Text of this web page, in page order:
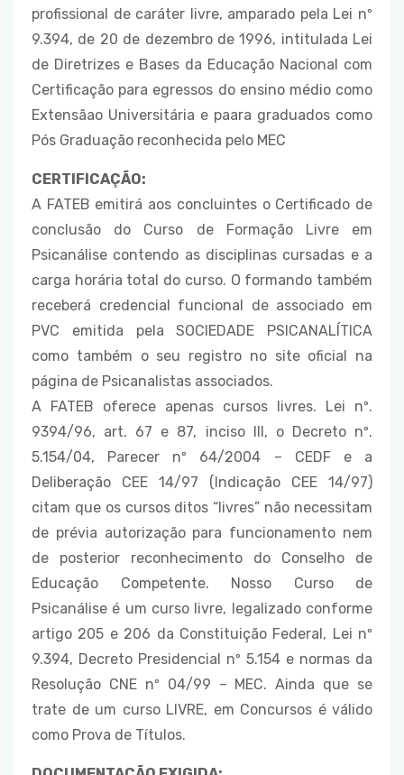
profissional de caráter livre, amparado pela Lei nº
9.394, de 20 de dezembro de 1996, intitulada Lei
de Diretrizes e Bases da Educação Nacional com
Certificação para egressos do ensino médio como
Extensãao Universitária e paara graduados como
Pós Graduação reconhecida pelo MEC
CERTIFICAÇÃO:
A FATEB emitirá aos concluintes o Certificado de
conclusão do Curso de Formação Livre em
Psicanálise contendo as disciplinas cursadas e a
carga horária total do curso. O formando também
receberá credencial funcional de associado em
PVC emitida pela SOCIEDADE PSICANALÍTICA
como também o seu registro no site oficial na
página de Psicanalistas associados.
A FATEB oferece apenas cursos livres. Lei nº.
9394/96, art. 67 e 87, inciso III, o Decreto nº.
5.154/04, Parecer nº 64/2004 – CEDF e a
Deliberação CEE 14/97 (Indicação CEE 14/97)
citam que os cursos ditos “livres” não necessitam
de prévia autorização para funcionamento nem
de posterior reconhecimento do Conselho de
Educação Competente. Nosso Curso de
Psicanálise é um curso livre, legalizado conforme
artigo 205 e 206 da Constituição Federal, Lei nº
9.394, Decreto Presidencial nº 5.154 e normas da
Resolução CNE nº 04/99 – MEC. Ainda que se
trate de um curso LIVRE, em Concursos é válido
como Prova de Títulos.